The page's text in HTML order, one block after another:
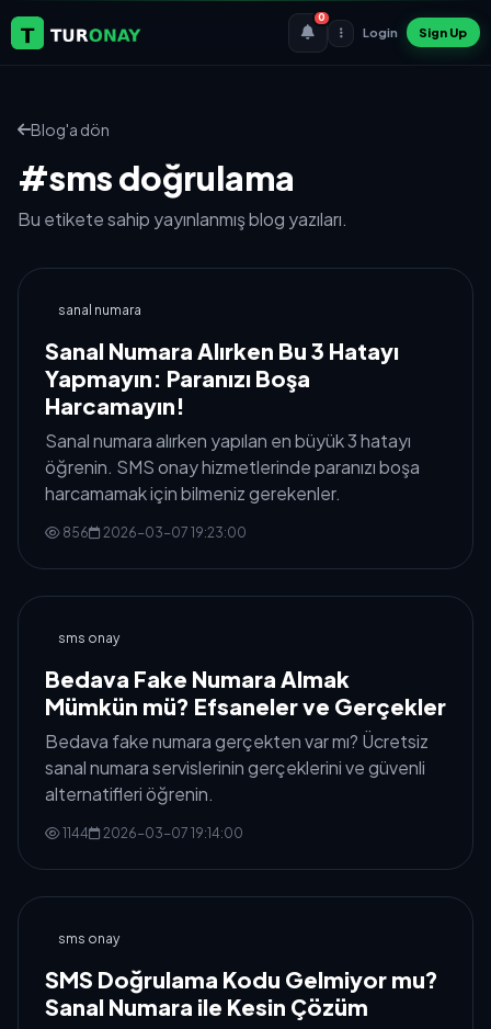
0
Login Sign Up
Blog'a dön
#sms doğrulama
Bu etikete sahip yayınlanmış blog yazıları.
sanal numara
Sanal Numara Alırken Bu 3 Hatayı
Yapmayın: Paranızı Boşa
Harcamayın!
Sanal numara alırken yapılan en büyük 3 hatayı
öğrenin. SMS onay hizmetlerinde paranızı boşa
harcamamak için bilmeniz gerekenler.
856 2026-03-07 19:23:00
sms onay
Bedava Fake Numara Almak
Mümkün mü? Efsaneler ve Gerçekler
Bedava fake numara gerçekten var mı? Ücretsiz
sanal numara servislerinin gerçeklerini ve güvenli
alternatifleri öğrenin.
1144 2026-03-07 19:14:00
sms onay
SMS Doğrulama Kodu Gelmiyor mu?
Sanal Numara ile Kesin Çözüm